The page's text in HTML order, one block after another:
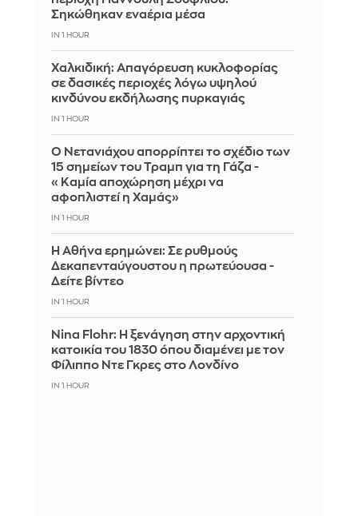
Σηκώθηκαν εναέρια μέσα
IN 1 HOUR
Χαλκιδική: Απαγόρευση κυκλοφορίας
σε δασικές περιοχές λόγω υψηλού
κινδύνου εκδήλωσης πυρκαγιάς
IN 1 HOUR
Ο Νετανιάχου απορρίπτει το σχέδιο των
15 σημείων του Τραμπ για τη Γάζα -
«Καμία αποχώρηση μέχρι να
αφοπλιστεί η Χαμάς»
IN 1 HOUR
Η Αθήνα ερημώνει: Σε ρυθμούς
Δεκαπενταύγουστου η πρωτεύουσα -
Δείτε βίντεο
IN 1 HOUR
Nina Flohr: Η ξενάγηση στην αρχοντική
κατοικία του 1830 όπου διαμένει με τον
Φίλιππο Ντε Γκρες στο Λονδίνο
IN 1 HOUR